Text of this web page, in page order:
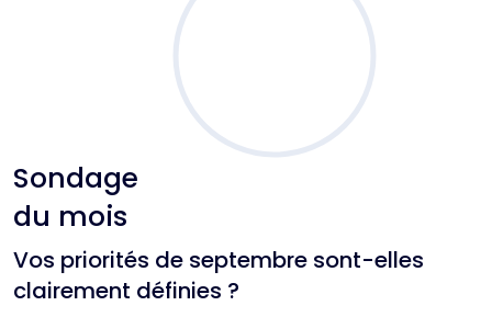
Sondage
du mois
Vos priorités de septembre sont-elles
clairement définies ?